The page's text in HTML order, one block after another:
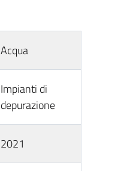
Acqua
Impianti di
depurazione
2021